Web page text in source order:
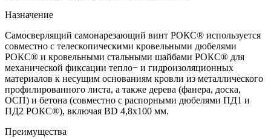
Назначение
Самосверлящий самонарезающий винт РОКС® используется
совместно с телескопическими кровельными дюбелями
РОКС® и кровельными стальными шайбами РОКС® для
механической фиксации тепло− и гидроизоляционных
материалов к несущим основаниям кровли из металлического
профилированного листа, а также дерева (фанера, доска,
ОСП) и бетона (совместно с распорными дюбелями ПД1 и
ПД2 РОКС®), включая BD 4,8x100 мм.
Преимущества